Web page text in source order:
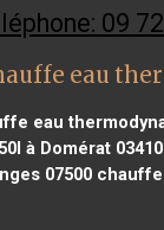
09
eau
eau
à Domérat 03410
07500 chauffe